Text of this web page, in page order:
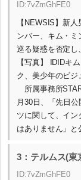
ID:7vZmGhFE0
【NEWSIS】新
ンバー、キム・
巡る疑惑を否定し
【写真】 IDIDキ
ク、美少年のビジ
所属事務所
月30日、「先日
ツに関して、イ
はありません」と
3：テルムス(東
ID:7vZmGhFE0